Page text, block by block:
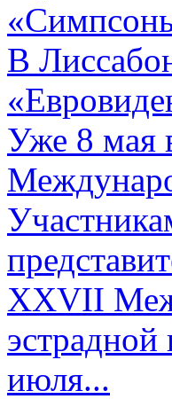
В
Уже 8 мая
XXVII
июля...